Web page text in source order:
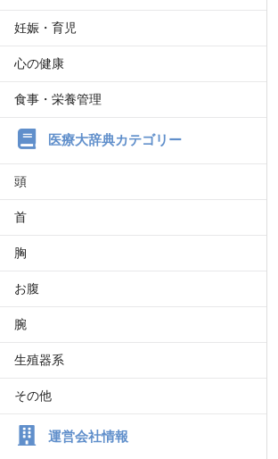
妊娠・育児
心の健康
食事・栄養管理
医療大辞典カテゴリー
頭
首
胸
お腹
腕
生殖器系
その他
運営会社情報